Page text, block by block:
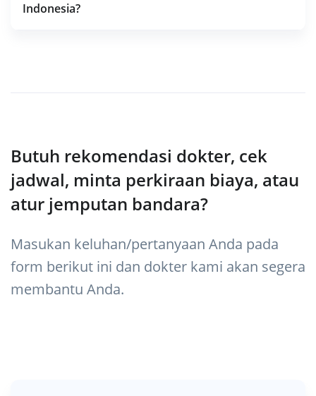
Indonesia?
Butuh rekomendasi dokter, cek
jadwal, minta perkiraan biaya, atau
atur jemputan bandara?
Masukan keluhan/pertanyaan Anda pada
form berikut ini dan dokter kami akan segera
membantu Anda.